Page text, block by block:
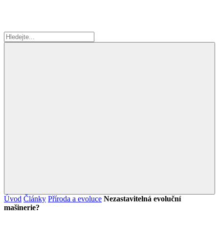
Úvod Články Příroda a evoluce Nezastavitelná evoluční
mašinerie?